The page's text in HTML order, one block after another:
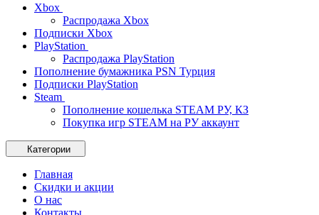
Xbox
Распродажа Xbox
Подписки Xbox
PlayStation
Распродажа PlayStation
Пополнение бумажника PSN Турция
Подписки PlayStation
Steam
Пополнение кошелька STEAM РУ, КЗ
Покупка игр STEAM на РУ аккаунт
Категории
Главная
Скидки и акции
О нас
Контакты